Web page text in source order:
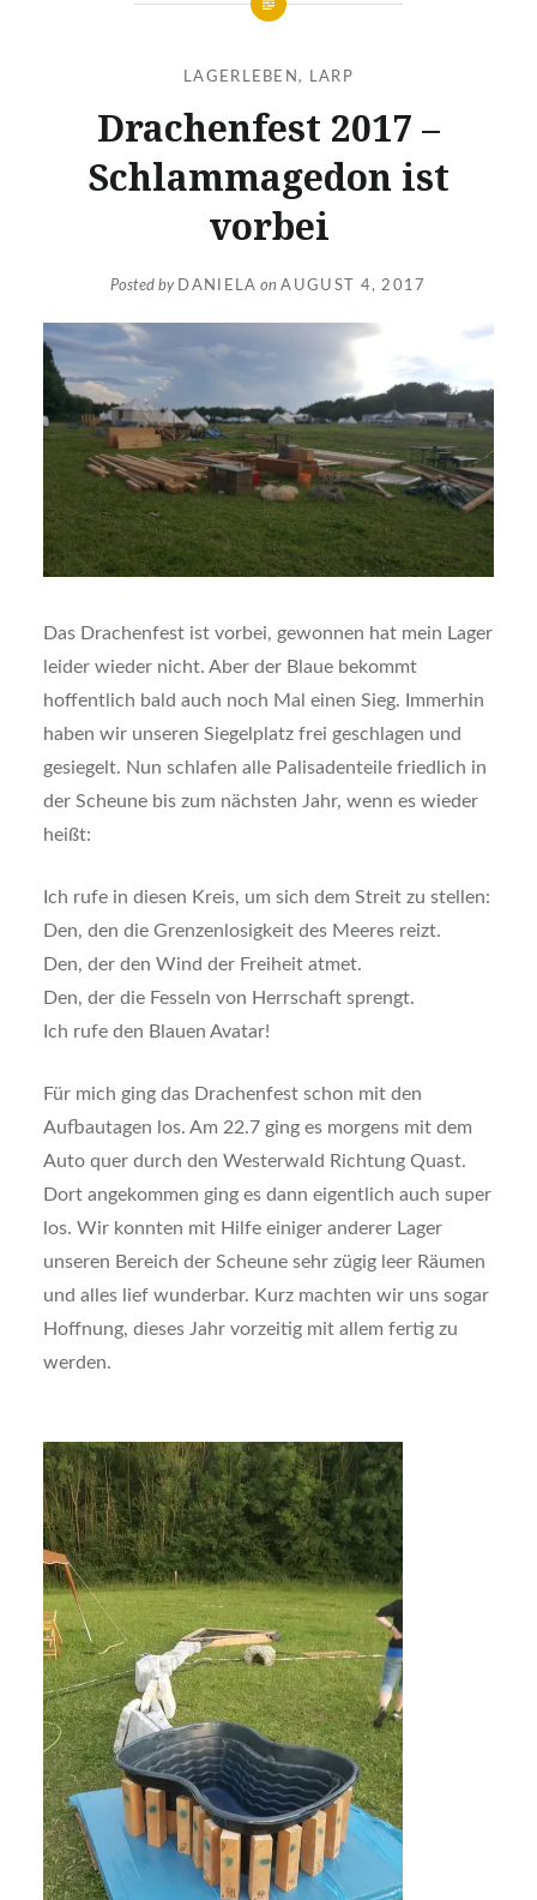
LAGERLEBEN, LARP
Drachenfest 2017 –
Schlammagedon ist
vorbei
Posted by DANIELA onAUGUST 4, 2017
Das Drachenfest ist vorbei, gewonnen hat mein Lager
leider wieder nicht. Aber der Blaue bekommt
hoffentlich bald auch noch Mal einen Sieg. Immerhin
haben wir unseren Siegelplatz frei geschlagen und
gesiegelt. Nun schlafen alle Palisadenteile friedlich in
der Scheune bis zum nächsten Jahr, wenn es wieder
heißt:
Ich rufe in diesen Kreis, um sich dem Streit zu stellen:
Den, den die Grenzenlosigkeit des Meeres reizt.
Den, der den Wind der Freiheit atmet.
Den, der die Fesseln von Herrschaft sprengt.
Ich rufe den Blauen Avatar!
Für mich ging das Drachenfest schon mit den
Aufbautagen los. Am 22.7 ging es morgens mit dem
Auto quer durch den Westerwald Richtung Quast.
Dort angekommen ging es dann eigentlich auch super
los. Wir konnten mit Hilfe einiger anderer Lager
unseren Bereich der Scheune sehr zügig leer Räumen
und alles lief wunderbar. Kurz machten wir uns sogar
Hoffnung, dieses Jahr vorzeitig mit allem fertig zu
werden.